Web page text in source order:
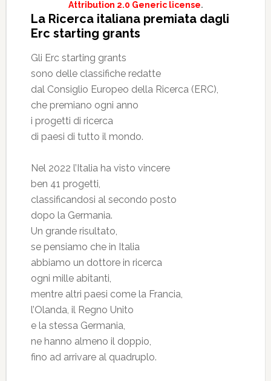
Attribution 2.0 Generic license.
La Ricerca italiana premiata dagli
Erc starting grants
Gli Erc starting grants
sono delle classifiche redatte
dal Consiglio Europeo della Ricerca (ERC),
che premiano ogni anno
i progetti di ricerca
di paesi di tutto il mondo.
Nel 2022 l’Italia ha visto vincere
ben 41 progetti,
classificandosi al secondo posto
dopo la Germania.
Un grande risultato,
se pensiamo che in Italia
abbiamo un dottore in ricerca
ogni mille abitanti,
mentre altri paesi come la Francia,
l’Olanda, il Regno Unito
e la stessa Germania,
ne hanno almeno il doppio,
fino ad arrivare al quadruplo.